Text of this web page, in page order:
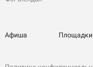
Афиша Площадки